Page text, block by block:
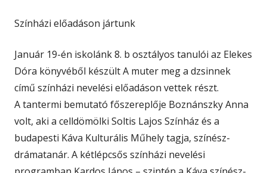
Színházi előadáson jártunk
Január 19-én iskolánk 8. b osztályos tanulói az Elekes
Dóra könyvéből készült A muter meg a dzsinnek
című színházi nevelési előadáson vettek részt.
A tantermi bemutató főszereplője Boznánszky Anna
volt, aki a celldömölki Soltis Lajos Színház és a
budapesti Káva Kulturális Műhely tagja, színész-
drámatanár. A kétlépcsős színházi nevelési